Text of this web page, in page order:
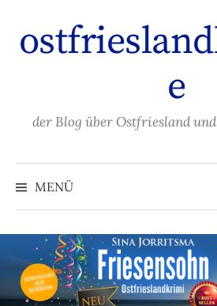
Inhalt
überspringen
e
der Blog über Ostfriesland
MENÜ